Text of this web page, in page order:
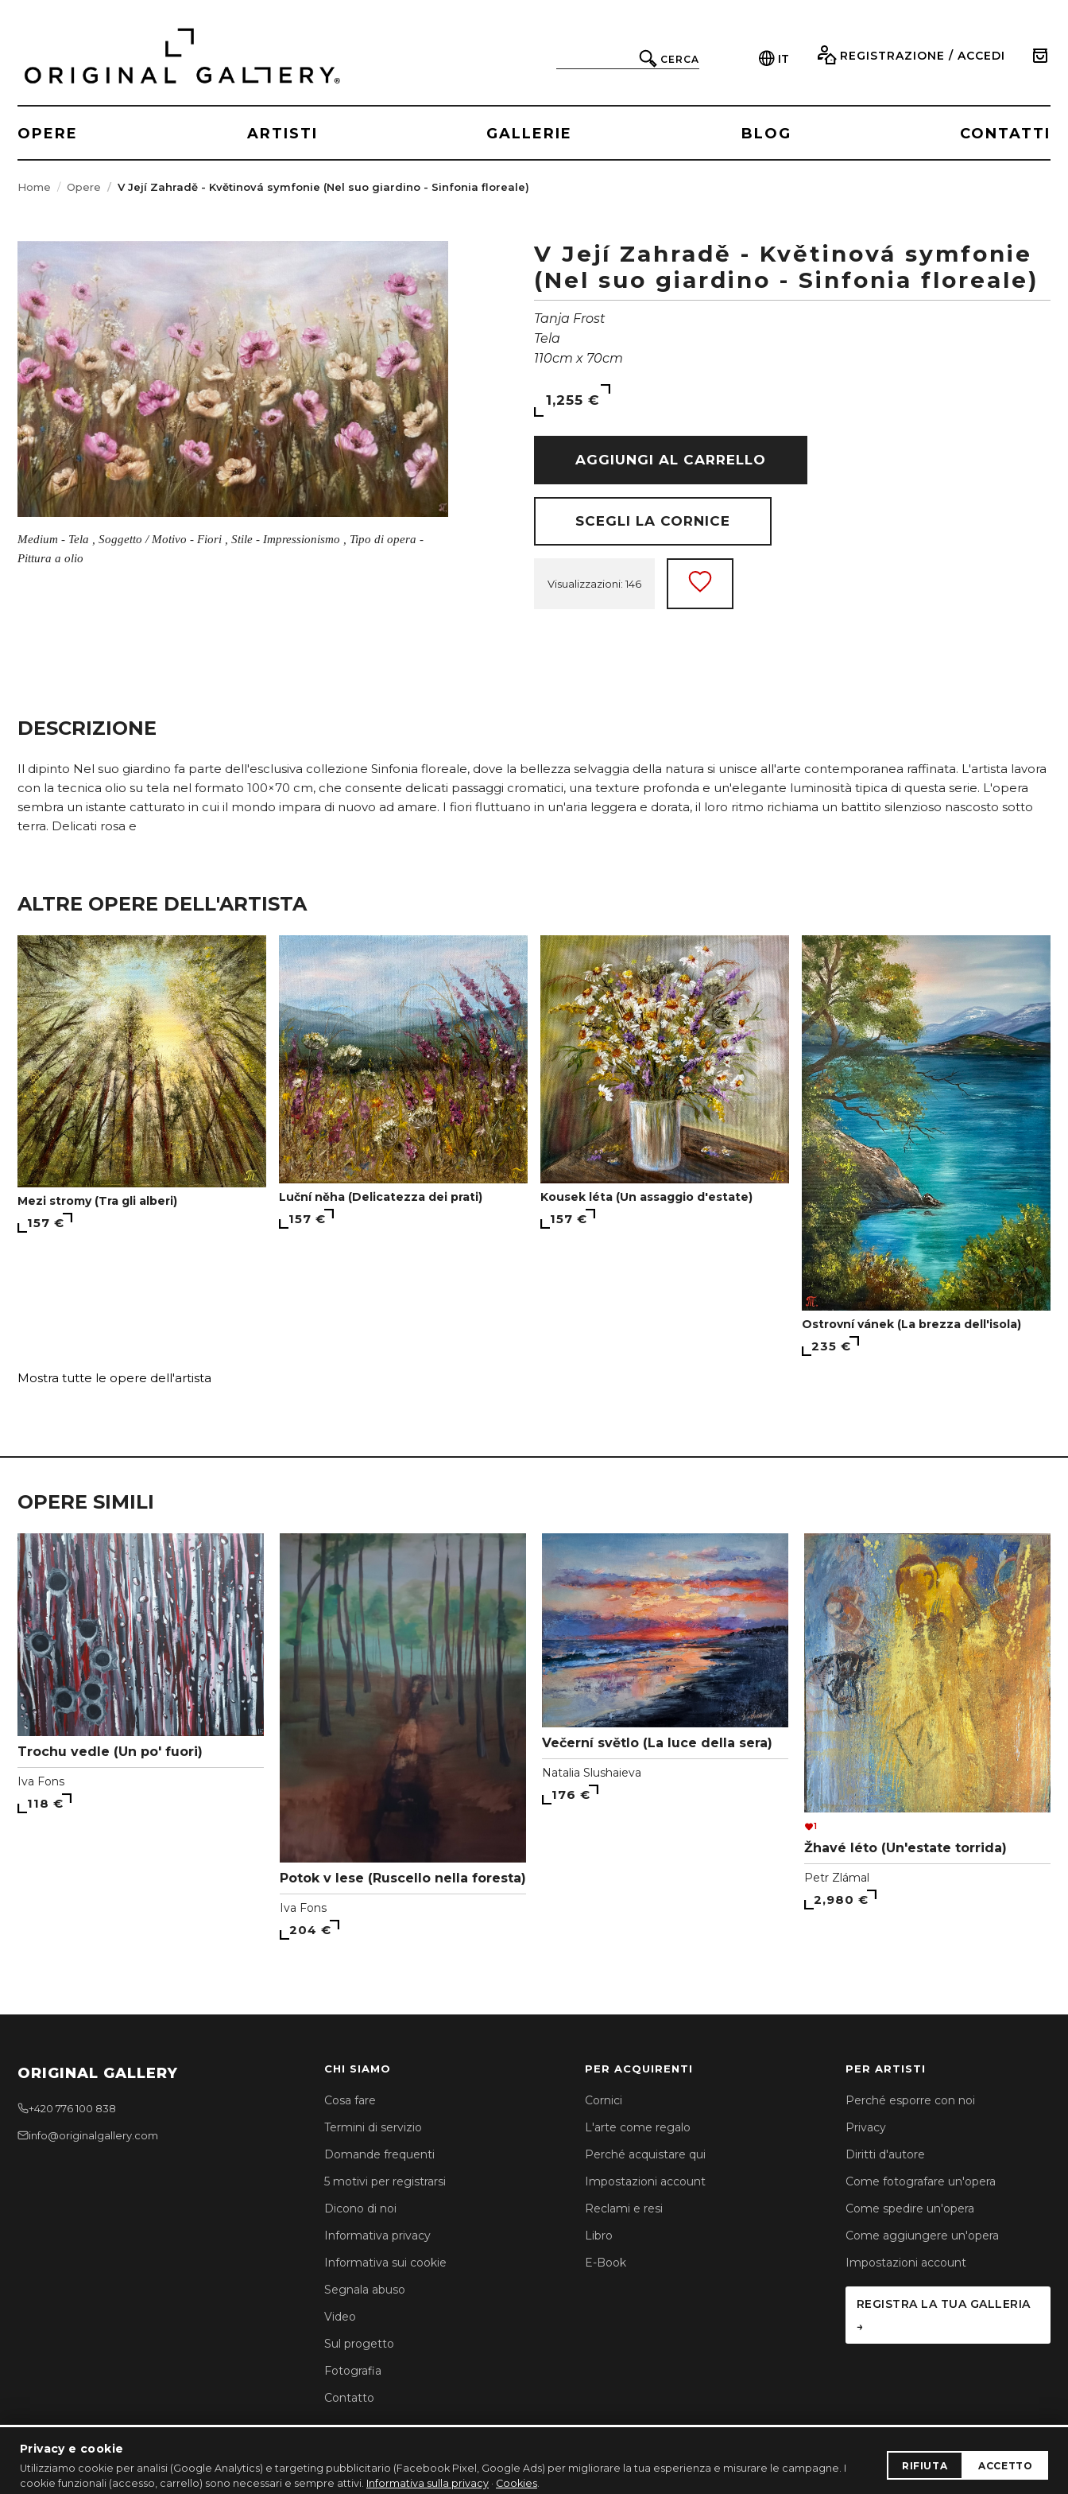
CERCA IT REGISTRAZIONE / ACCEDI
OPERE ARTISTI GALLERIE BLOG CONTATTI
Home Opere V Její Zahradě - Květinová symfonie (Nel suo giardino - Sinfonia floreale)
Medium - Tela , Soggetto / Motivo - Fiori , Stile - Impressionismo , Tipo di opera -
Pittura a olio
V Její Zahradě - Květinová symfonie
(Nel suo giardino - Sinfonia floreale)
Tanja Frost
Tela
110cm x 70cm
1,255 €
AGGIUNGI AL CARRELLO
SCEGLI LA CORNICE
Visualizzazioni: 146
DESCRIZIONE
Il dipinto Nel suo giardino fa parte dell'esclusiva collezione Sinfonia floreale, dove la bellezza selvaggia della natura si unisce all'arte contemporanea raffinata. L'artista lavora
con la tecnica olio su tela nel formato 100×70 cm, che consente delicati passaggi cromatici, una texture profonda e un'elegante luminosità tipica di questa serie. L'opera
sembra un istante catturato in cui il mondo impara di nuovo ad amare. I fiori fluttuano in un'aria leggera e dorata, il loro ritmo richiama un battito silenzioso nascosto sotto
terra. Delicati rosa e
ALTRE OPERE DELL'ARTISTA
Mezi stromy (Tra gli alberi)
157 €
Luční něha (Delicatezza dei prati)
157 €
Kousek léta (Un assaggio d'estate)
157 €
Ostrovní vánek (La brezza dell'isola)
235 €
Mostra tutte le opere dell'artista
OPERE SIMILI
Trochu vedle (Un po' fuori)
Iva Fons
118 €
Potok v lese (Ruscello nella foresta)
Iva Fons
204 €
Večerní světlo (La luce della sera)
Natalia Slushaieva
176 €
1
Žhavé léto (Un'estate torrida)
Petr Zlámal
2,980 €
ORIGINAL GALLERY
+420 776 100 838
info@originalgallery.com
CHI SIAMO
Cosa fare
Termini di servizio
Domande frequenti
5 motivi per registrarsi
Dicono di noi
Informativa privacy
Informativa sui cookie
Segnala abuso
Video
Sul progetto
Fotografia
Contatto
PER ACQUIRENTI
Cornici
L'arte come regalo
Perché acquistare qui
Impostazioni account
Reclami e resi
Libro
E-Book
PER ARTISTI
Perché esporre con noi
Privacy
Diritti d'autore
Come fotografare un'opera
Come spedire un'opera
Come aggiungere un'opera
Impostazioni account
REGISTRA LA TUA GALLERIA
→
Privacy e cookie
Utilizziamo cookie per analisi (Google Analytics) e targeting pubblicitario (Facebook Pixel, Google Ads) per migliorare la tua esperienza e misurare le campagne. I
cookie funzionali (accesso, carrello) sono necessari e sempre attivi. Informativa sulla privacy · Cookies.
RIFIUTA ACCETTO